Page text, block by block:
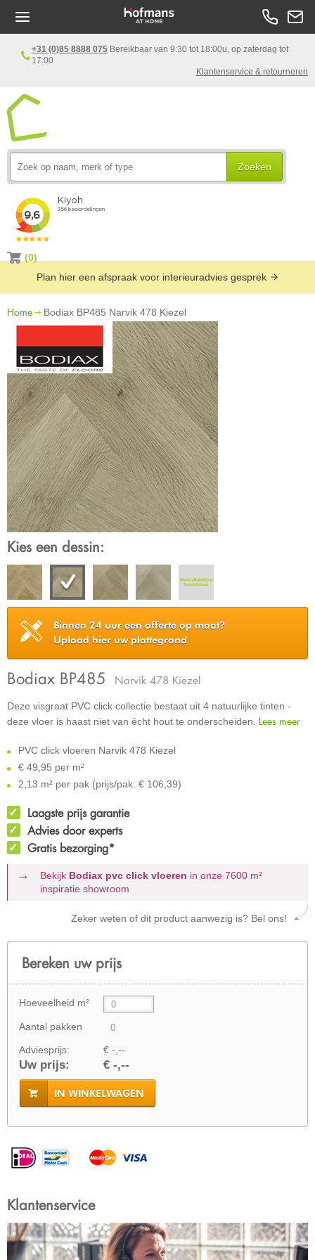
+31 (0)85 8888 075 Bereikbaar van 9:30 tot 18:00u, op zaterdag tot
17:00
Klantenservice & retourneren
Zoeken
(0)
Plan hier een afspraak voor interieuradvies gesprek
Home Bodiax BP485 Narvik 478 Kiezel
Kies een dessin:
Binnen 24 uur een offerte op maat?
Upload hier uw plattegrond
Bodiax BP485 Narvik 478 Kiezel
Deze visgraat PVC click collectie bestaat uit 4 natuurlijke tinten -
deze vloer is haast niet van écht hout te onderscheiden. Lees meer
PVC click vloeren Narvik 478 Kiezel
€ 49,95 per m²
2,13 m² per pak (prijs/pak: € 106,39)
Laagste prijs garantie
Advies door experts
Gratis bezorging*
Bekijk Bodiax pvc click vloeren in onze 7600 m²
inspiratie showroom
Zeker weten of dit product aanwezig is? Bel ons!
Bereken uw prijs
Hoeveelheid m²
Aantal pakken
Adviesprijs: € -,--
Uw prijs: € -,--
IN WINKELWAGEN
Klantenservice